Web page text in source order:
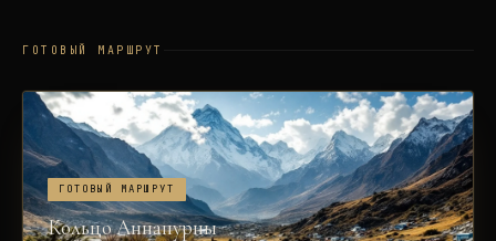
ГОТОВЫЙ МАРШРУТ
ГОТОВЫЙ МАРШРУТ
Кольцо Аннапурны